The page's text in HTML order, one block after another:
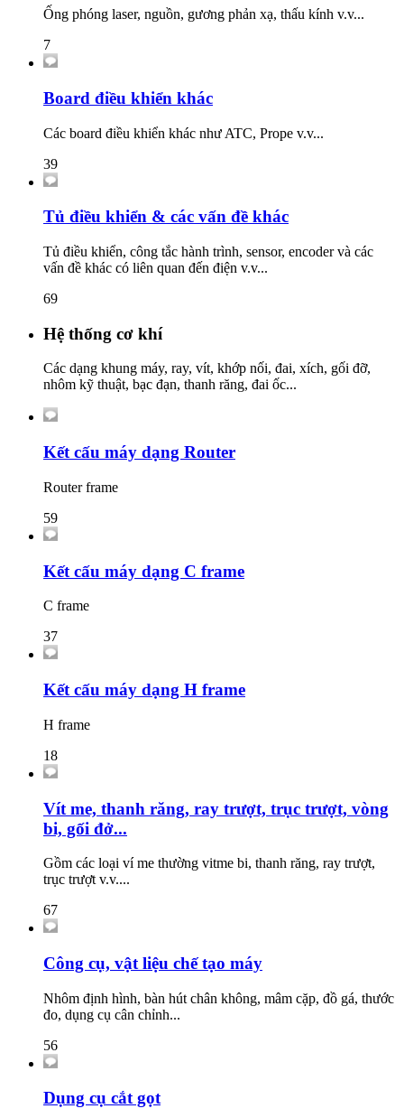
Ống phóng laser, nguồn, gương phản xạ, thấu kính v.v...
7
Board điều khiển khác
Các board điều khiển khác như ATC, Prope v.v...
39
Tủ điều khiển & các vấn đề khác
Tủ điều khiển, công tắc hành trình, sensor, encoder và các
vấn đề khác có liên quan đến điện v.v...
69
Hệ thống cơ khí
Các dạng khung máy, ray, vít, khớp nối, đai, xích, gối đỡ,
nhôm kỹ thuật, bạc đạn, thanh răng, đai ốc...
Kết cấu máy dạng Router
Router frame
59
Kết cấu máy dạng C frame
C frame
37
Kết cấu máy dạng H frame
H frame
18
Vít me, thanh răng, ray trượt, trục trượt, vòng
bi, gối đở...
Gồm các loại ví me thường vitme bi, thanh răng, ray trượt,
trục trượt v.v....
67
Công cụ, vật liệu chế tạo máy
Nhôm định hình, bàn hút chân không, mâm cặp, đồ gá, thước
đo, dụng cụ cân chỉnh...
56
Dụng cụ cắt gọt